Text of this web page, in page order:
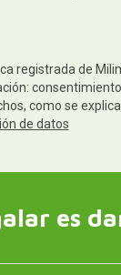
registrada de
como se
de datos
es